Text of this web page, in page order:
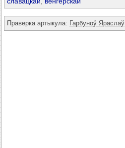
Праверка артыкула: Гарбуноў Яраслаў